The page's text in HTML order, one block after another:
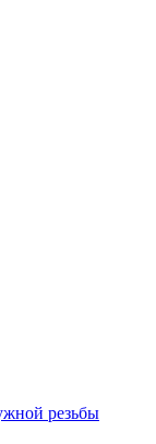
резьбы